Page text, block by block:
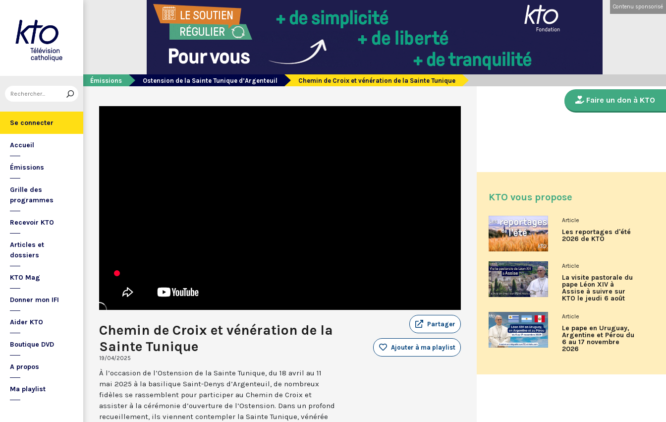
Se connecter
Accueil
Émissions
Grille des
programmes
Recevoir KTO
Articles et
dossiers
KTO Mag
Donner mon IFI
Aider KTO
Boutique DVD
A propos
Ma playlist
Contenu sponsorisé
Émissions Ostension de la Sainte Tunique d’Argenteuil Chemin de Croix et vénération de la Sainte Tunique
Chemin de Croix et vénération de la
Sainte Tunique
19/04/2025
Partager
Ajouter à ma playlist
À l’occasion de l’Ostension de la Sainte Tunique, du 18 avril au 11
mai 2025 à la basilique Saint-Denys d’Argenteuil, de nombreux
fidèles se rassemblent pour participer au Chemin de Croix et
assister à la cérémonie d’ouverture de l’Ostension. Dans un profond
recueillement, ils viennent contempler la Sainte Tunique, vénérée
Faire un don à KTO
KTO vous propose
Article
Les reportages d'été
2026 de KTO
Article
La visite pastorale du
pape Léon XIV à
Assise à suivre sur
KTO le jeudi 6 août
Article
Le pape en Uruguay,
Argentine et Pérou du
6 au 17 novembre
2026